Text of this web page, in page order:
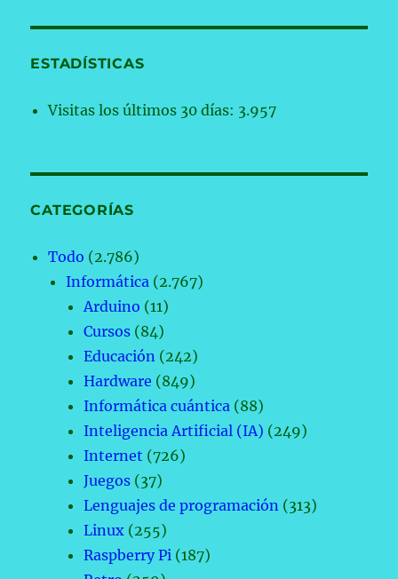
ESTADÍSTICAS
Visitas los últimos 30 días: 3.957
CATEGORÍAS
Todo (2.786)
Informática (2.767)
Arduino (11)
Cursos (84)
Educación (242)
Hardware (849)
Informática cuántica (88)
Inteligencia Artificial (IA) (249)
Internet (726)
Juegos (37)
Lenguajes de programación (313)
Linux (255)
Raspberry Pi (187)